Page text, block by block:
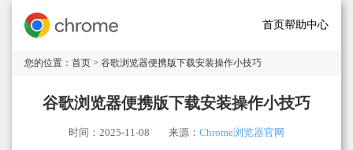
首页帮助中心
您的位置： 首页 > 谷歌浏览器便携版下载安装操作小技巧
谷歌浏览器便携版下载安装操作小技巧
时间：2025-11-08 来源： Chrome浏览器官网